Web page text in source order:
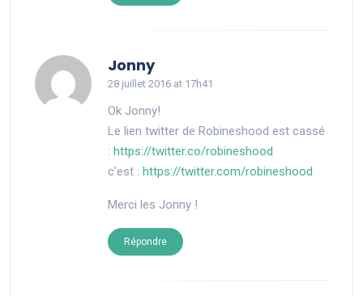
Jonnysays:
28 juillet 2016 at 17h41
Ok Jonny!
Le lien twitter de Robineshood est cassé
: https://twitter.co/robineshood
c’est : https://twitter.com/robineshood
Merci les Jonny !
Répondre